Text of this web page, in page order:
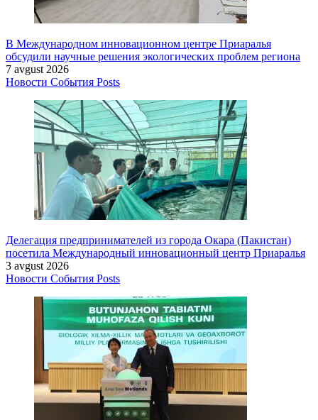
В Международном инновационном центре Приаралья
обсудили научные решения экологических проблем региона
7 avgust 2026
Новости События Posts
Делегация предпринимателей из города Окара (Пакистан)
посетила Международный инновационный центр Приаралья
3 avgust 2026
Новости События Posts